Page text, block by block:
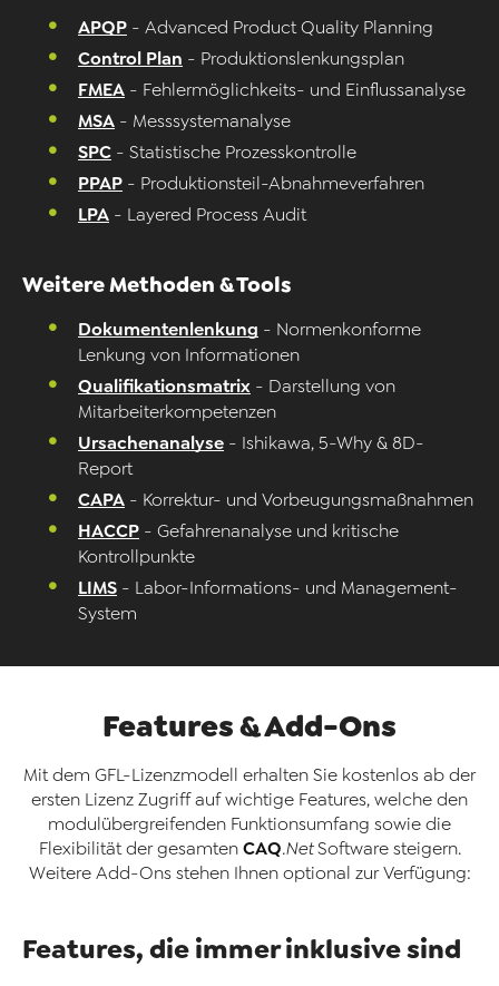
APQP - Advanced Product Quality Planning
Control Plan - Produktionslenkungsplan
FMEA - Fehlermöglichkeits- und Einflussanalyse
MSA - Messsystemanalyse
SPC - Statistische Prozesskontrolle
PPAP - Produktionsteil-Abnahmeverfahren
LPA - Layered Process Audit
Weitere Methoden & Tools
Dokumentenlenkung - Normenkonforme
Lenkung von Informationen
Qualifikationsmatrix - Darstellung von
Mitarbeiterkompetenzen
Ursachenanalyse - Ishikawa, 5-Why & 8D-
Report
CAPA - Korrektur- und Vorbeugungsmaßnahmen
HACCP - Gefahrenanalyse und kritische
Kontrollpunkte
LIMS - Labor-Informations- und Management-
System
Features & Add-Ons
Mit dem GFL-Lizenzmodell erhalten Sie kostenlos ab der
ersten Lizenz Zugriff auf wichtige Features, welche den
modulübergreifenden Funktionsumfang sowie die
Flexibilität der gesamten CAQ.NetSoftware steigern.
Weitere Add-Ons stehen Ihnen optional zur Verfügung:
Features, die immer inklusive sind